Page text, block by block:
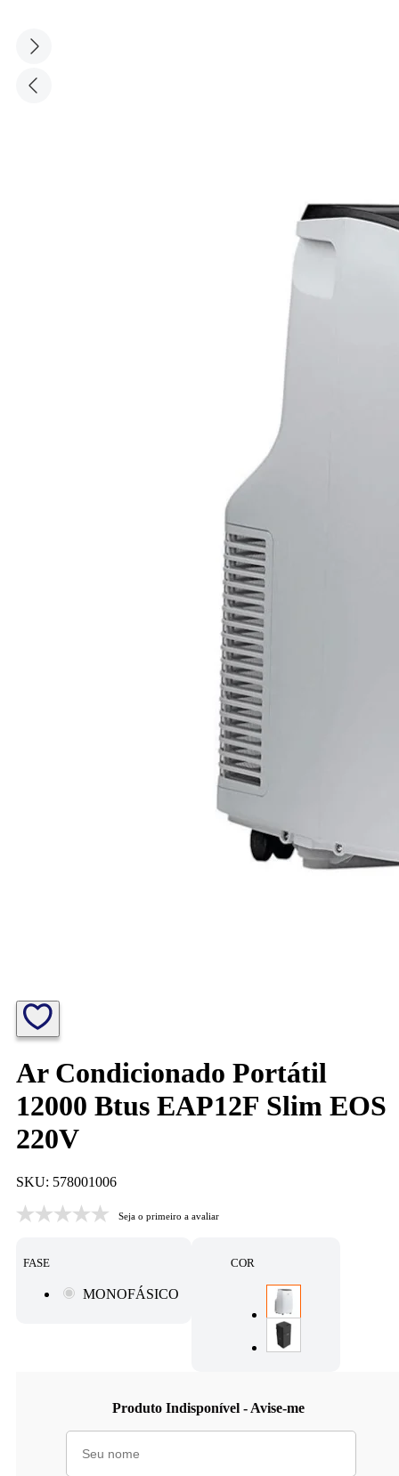
Ar Condicionado Portátil
12000 Btus EAP12F Slim EOS
220V
SKU: 578001006
Seja o primeiro a avaliar
Produto Indisponível - Avise-me
FASE
MONOFÁSICO
COR